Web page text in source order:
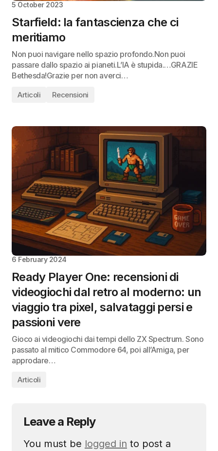
5 October 2023
Starfield: la fantascienza che ci
meritiamo
Non puoi navigare nello spazio profondo.Non puoi
passare dallo spazio ai pianeti.L’IA è stupida.…GRAZIE
Bethesda!Grazie per non averci…
Articoli Recensioni
6 February 2024
Ready Player One: recensioni di
videogiochi dal retro al moderno: un
viaggio tra pixel, salvataggi persi e
passioni vere
Gioco ai videogiochi dai tempi dello ZX Spectrum. Sono
passato al mitico Commodore 64, poi all’Amiga, per
approdare…
Articoli
Leave a Reply
You must be logged in to post a